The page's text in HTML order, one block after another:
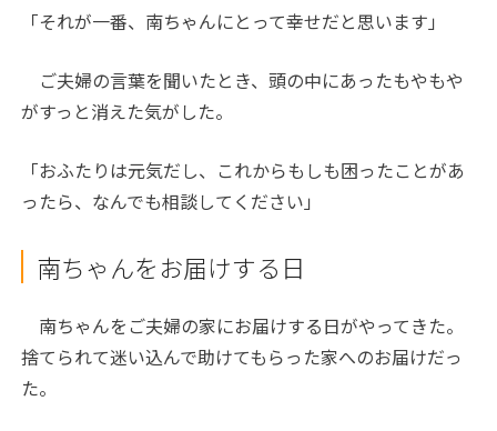
「それが一番、南ちゃんにとって幸せだと思います」
ご夫婦の言葉を聞いたとき、頭の中にあったもやもや
がすっと消えた気がした。
「おふたりは元気だし、これからもしも困ったことがあ
ったら、なんでも相談してください」
南ちゃんをお届けする日
南ちゃんをご夫婦の家にお届けする日がやってきた。
捨てられて迷い込んで助けてもらった家へのお届けだっ
た。